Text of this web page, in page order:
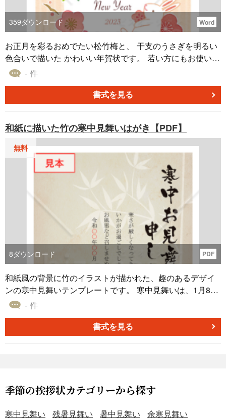
359ダウンロード Word
お正月を彩るおめでたい松竹梅と、 干支のうさぎを明るい
色合いで描いた かわいい年賀状です。 若い方にもお使いい
ただきやすい、 カジュアルな和風デザインです。 Word形
- 件
書式を見る
和紙に描いた竹の寒中見舞いはがき【PDF】
無料
8ダウンロード PDF
和紙風の背景に竹のイラストが描かれた、趣のあるデザイ
ンの寒中見舞いテンプレートです。 寒中見舞いは、1月8日
以降から立春（2月3日頃）までの期間に送る、冬の季節に
料ダウンロードが可能で、差出人情報やメッセージをカス
タマイズしてご利用いただけます。 ■デザインの特徴 ・和
に適したデザインです。 ■寒中見舞いとは ・松の内（1月7
日）後から立春（2月3日頃）までに送る挨拶状です。 ・喪
中の方への挨拶や、新年の挨拶が遅れた際のメッセージに
- 件
書式を見る
季節の挨拶状カテゴリーから探す
寒中見舞い 残暑見舞い 暑中見舞い 余寒見舞い